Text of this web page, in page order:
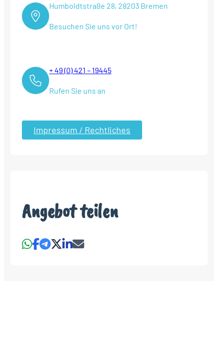
Humboldtstraße 28, 28203 Bremen
Besuchen Sie uns vor Ort!
+ 49 (0) 421 – 19445
Rufen Sie uns an
Impressum / Rechtliches
Angebot teilen